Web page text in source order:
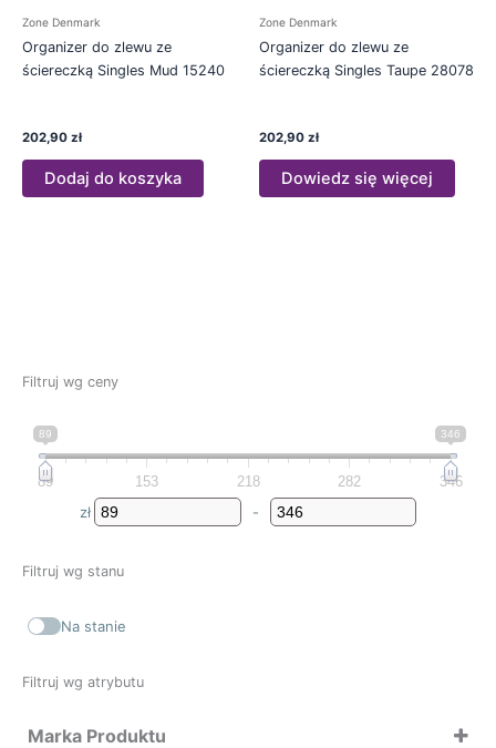
Filtruj wg ceny
89 346
89 153 218 282 346
zł
Minimum Price
-
Maximum Price
Filtruj wg stanu
Na stanie
Filtruj wg atrybutu
Marka Produktu
Zone Denmark
Organizer do zlewu ze
ściereczką Singles Mud 15240
202,90 zł
Dodaj do koszyka
Zone Denmark
Organizer do zlewu ze
ściereczką Singles Taupe 28078
202,90 zł
Dowiedz się więcej